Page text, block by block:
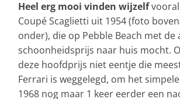
Heel erg mooi vinden wijzelfvooral
Coupé Scaglietti uit 1954 (foto
onder), die op Pebble Beach met de
schoonheidsprijs naar huis mocht.
deze hoofdprijs niet eentje die
Ferrari is weggelegd, om het
1968 nog maar 1 keer eerder een